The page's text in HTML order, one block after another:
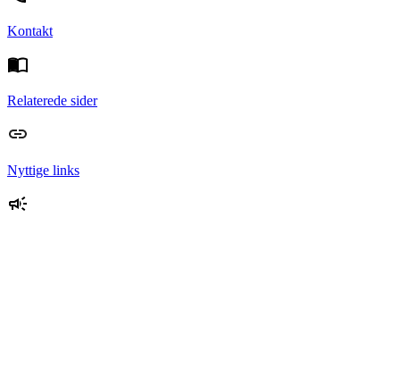
Kontakt
Relaterede sider
Nyttige links